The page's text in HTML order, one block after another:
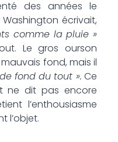
des années le
écrivait,
comme la pluie »
Le gros ourson
fond, mais il
fond du tout ». Ce
ne dit pas encore
l’enthousiasme
l’objet.